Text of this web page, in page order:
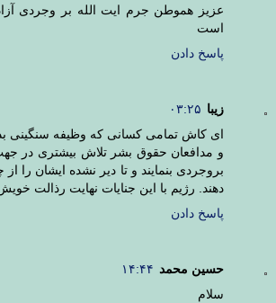
عزیز هموطن جرم ایت الله بر وجردی
است
پاسخ دادن
زیبا ۰۳:۲۵
ای کاش تمامی کسانی که وظیفه سنگینی
و مدافعان حقوق بشر تلاش بیشتری در
بروجردی بنمایند و تا دیر نشده ایشان را
دهند. رژیم با این جنایات نهایت رذالت
پاسخ دادن
حسین محمد ۱۴:۴۴
سلام